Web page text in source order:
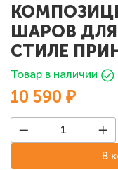
ШАРОВ ДЛЯ
СТИЛЕ
Товар в наличии
10 590 ₽
В